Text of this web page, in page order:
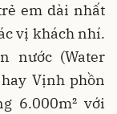
em dài nhất
vị khách nhí.
nước (Water
Vịnh phồn
6.000m² với